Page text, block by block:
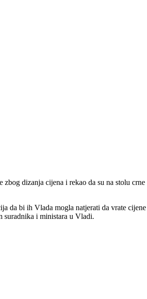
zbog dizanja cijena i rekao da su na stolu
da bi ih Vlada mogla natjerati da vrate
suradnika i ministara u Vladi.